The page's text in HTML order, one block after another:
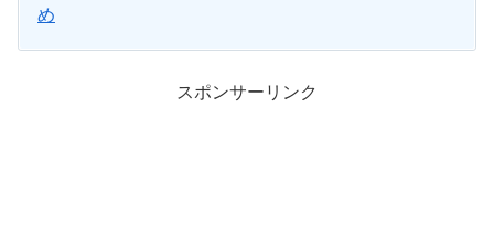
め
スポンサーリンク